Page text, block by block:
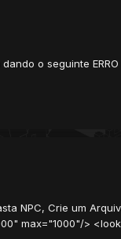
o seguinte ERRO
NPC, Crie um
max="1000"/> <look